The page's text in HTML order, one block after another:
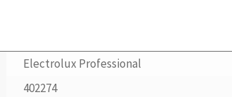
Electrolux Professional
402274